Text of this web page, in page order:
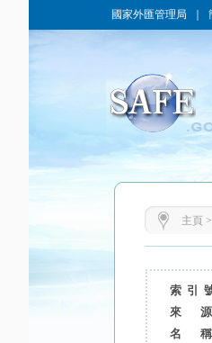
國家外匯管理局
主頁 >
索 引
來 源
名 稱